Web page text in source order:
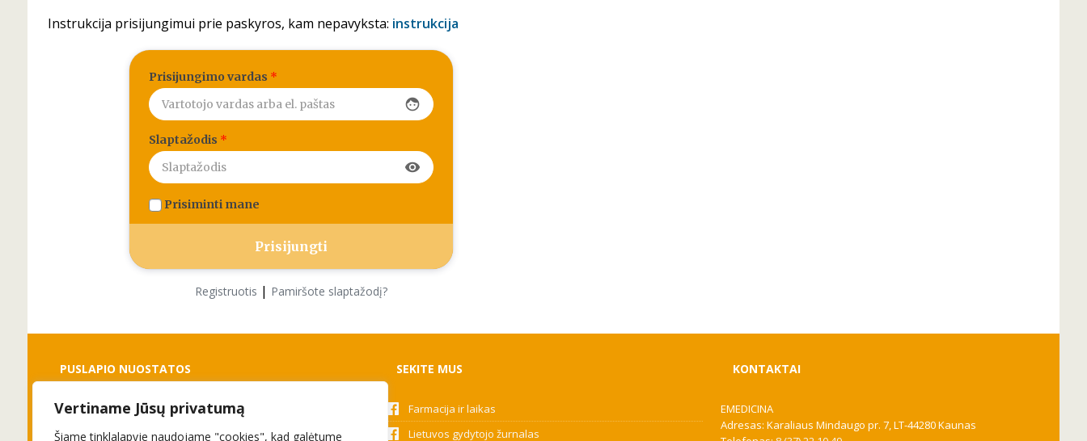
Vertiname Jūsų privatumą
Šiame tinklalapyje naudojame "cookies", kad galėtume
Instrukcija prisijungimui prie paskyros, kam nepavyksta: instrukcija
Prisijungimo vardas *
face
Slaptažodis *
visibility
Prisiminti mane
Registruotis | Pamiršote slaptažodį?
PUSLAPIO NUOSTATOS
Slapukai
Privatumo politika
SEKITE MUS
Farmacija ir laikas
Lietuvos gydytojo žurnalas
KONTAKTAI
EMEDICINA
Adresas: Karaliaus Mindaugo pr. 7, LT-44280 Kaunas